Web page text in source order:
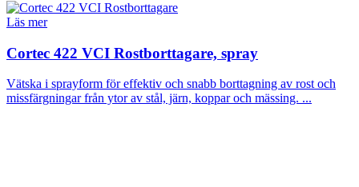
Läs mer
Cortec 422 VCI Rostborttagare, spray
Vätska i sprayform för effektiv och snabb borttagning av rost och
missfärgningar från ytor av stål, järn, koppar och mässing. ...